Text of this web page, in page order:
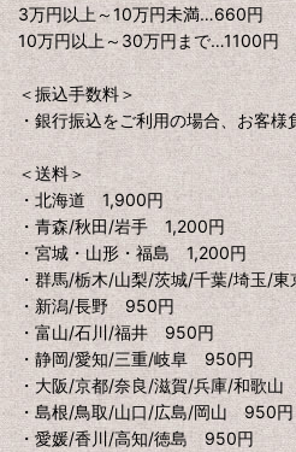
3万円以上～10万円未満…660円
10万円以上～30万円まで…1100円
＜振込手数料＞
・銀行振込をご利用の場合、お客様
＜送料＞
・北海道 1,900円
・青森/秋田/岩手 1,200円
・宮城・山形・福島 1,200円
・群馬/栃木/山梨/茨城/千葉/埼玉/
・新潟/長野 950円
・富山/石川/福井 950円
・静岡/愛知/三重/岐阜 950円
・大阪/京都/奈良/滋賀/兵庫/和歌
・島根/鳥取/山口/広島/岡山 950円
・愛媛/香川/高知/徳島 950円